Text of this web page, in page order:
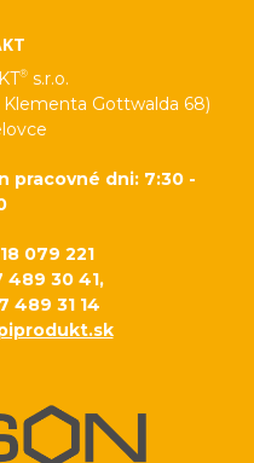
® s.r.o.
Gottwalda 68)
pracovné dni: 7:30 -
079 221
489 30 41,
31 14